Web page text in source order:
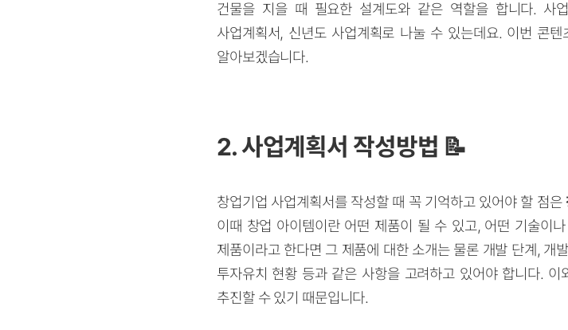
건물을 지을 때 필요한 설계도와 같은 역할을 합니다. 사
사업계획서, 신년도 사업계획로 나눌 수 있는데요. 이번 콘
알아보겠습니다.
2. 사업계획서 작성방법 📝
창업기업 사업계획서를 작성할 때 꼭 기억하고 있어야 할 점은
이때 창업 아이템이란 어떤 제품이 될 수 있고, 어떤 기술이
제품이라고 한다면 그 제품에 대한 소개는 물론 개발 단계, 개
투자유치 현황 등과 같은 사항을 고려하고 있어야 합니다.
추진할 수 있기 때문입니다.